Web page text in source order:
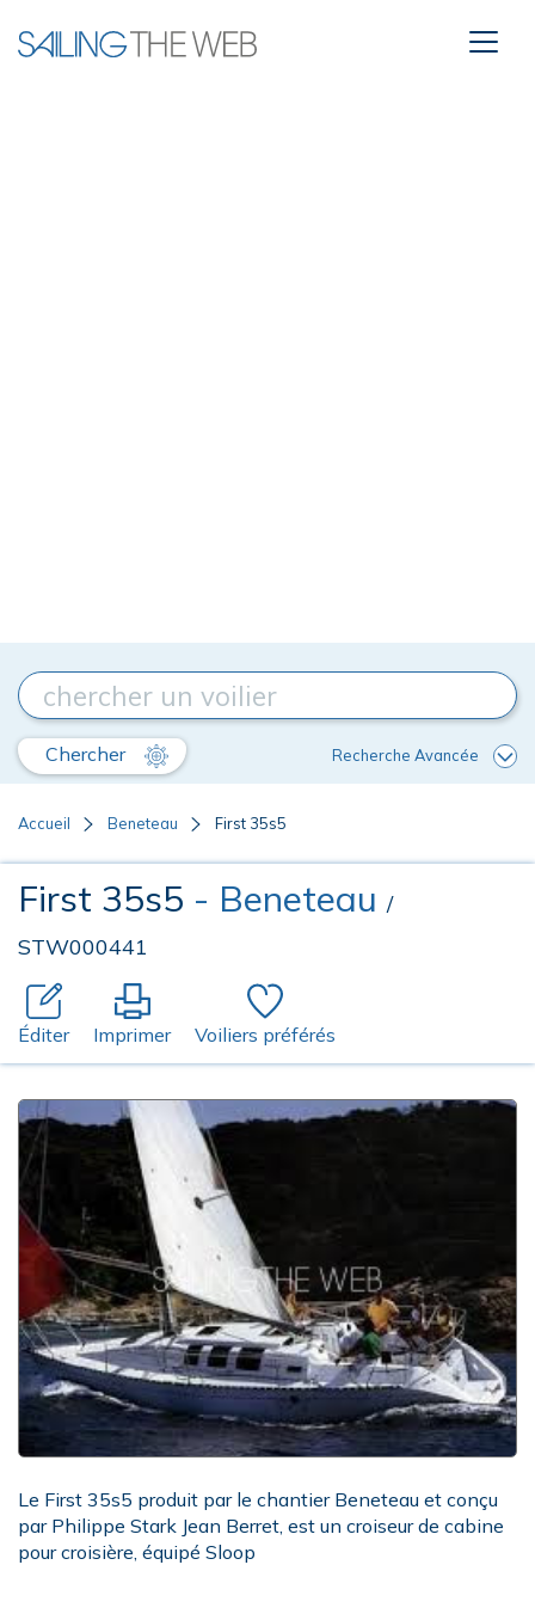
Chercher Recherche Avancée
Accueil Beneteau First 35s5
First 35s5 - Beneteau /
STW000441
Éditer Imprimer Voiliers préférés
Le First 35s5 produit par le chantier Beneteau et conçu
par Philippe Stark Jean Berret, est un croiseur de cabine
pour croisière, équipé Sloop